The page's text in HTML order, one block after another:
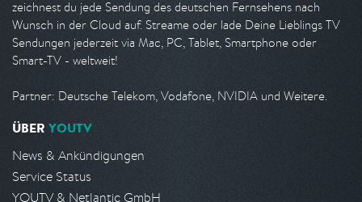
zeichnest du jede Sendung des deutschen Fernsehens nach
Wunsch in der Cloud auf. Streame oder lade Deine Lieblings TV
Sendungen jederzeit via Mac, PC, Tablet, Smartphone oder
Smart-TV - weltweit!
Partner: Deutsche Telekom, Vodafone, NVIDIA und Weitere.
ÜBER YOUTV
News & Ankündigungen
Service Status
YOUTV & Netlantic GmbH